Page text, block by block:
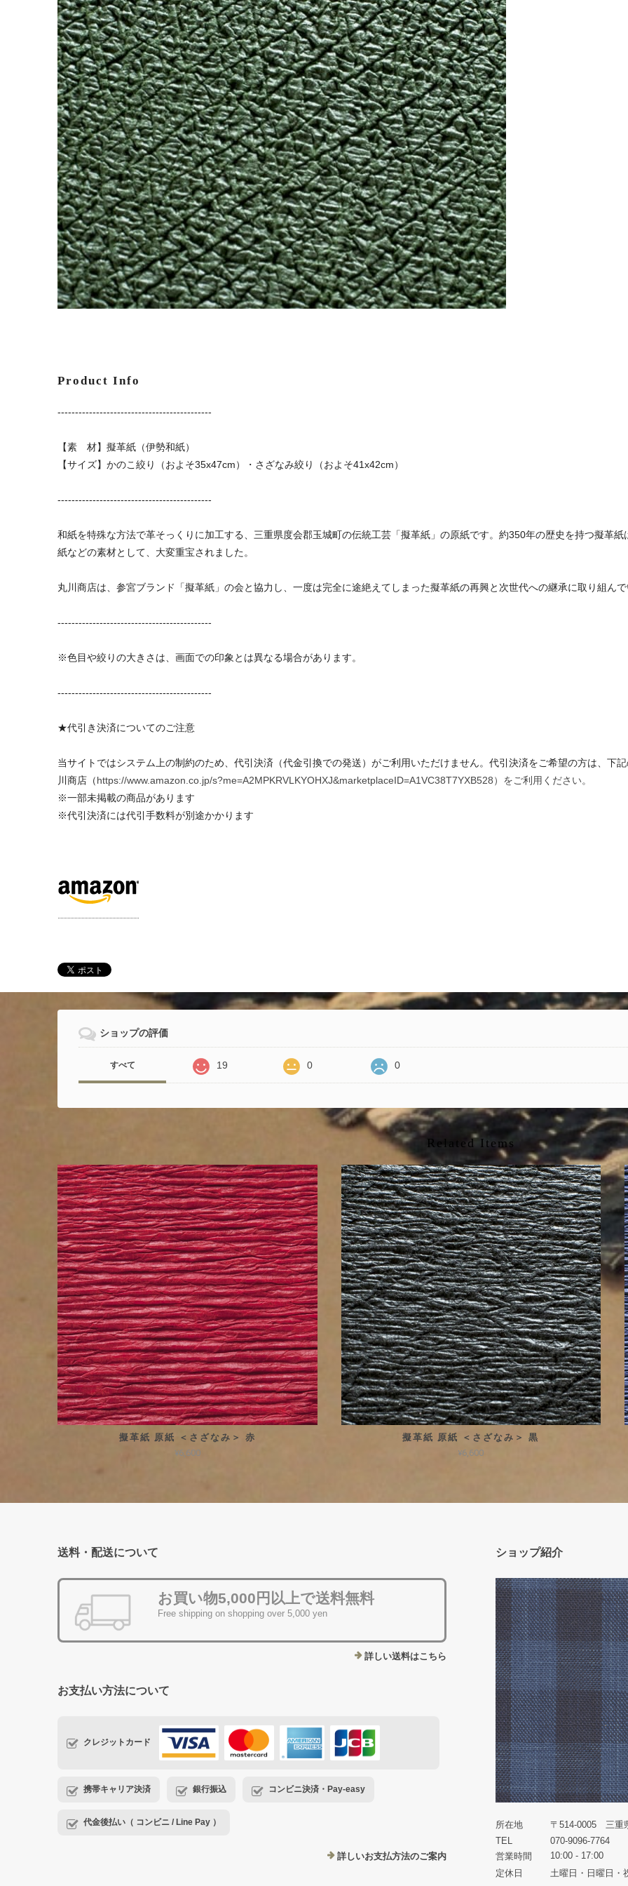
Product Info
--------------------------------------------
【素 材】擬革紙（伊勢和紙）
【サイズ】かのこ絞り（およそ35x47cm）・さざなみ絞り（およそ41x42cm）
--------------------------------------------
和紙を特殊な方法で革そっくりに加工する、三重県度会郡玉城町の伝統工芸「擬革紙」の原紙です。約350年の歴史を持つ擬革
紙などの素材として、大変重宝されました。
丸川商店は、参宮ブランド「擬革紙」の会と協力し、一度は完全に途絶えてしまった擬革紙の再興と次世代への継承に取り組ん
--------------------------------------------
※色目や絞りの大きさは、画面での印象とは異なる場合があります。
--------------------------------------------
★代引き決済についてのご注意
当サイトではシステム上の制約のため、代引決済（代金引換での発送）がご利用いただけません。代引決済をご希望の方は、下
川商店（https://www.amazon.co.jp/s?me=A2MPKRVLKYOHXJ&marketplaceID=A1VC38T7YXB528）をご利用ください。
※一部未掲載の商品があります
※代引決済には代引手数料が別途かかります
ショップの評価
すべて 19 0 0
Related Items
擬革紙 原紙 ＜さざなみ＞ 赤
¥6,600
擬革紙 原紙 ＜さざなみ＞ 黒
¥6,600
送料・配送について
お買い物5,000円以上で送料無料
Free shipping on shopping over 5,000 yen
詳しい送料はこちら
お支払い方法について
クレジットカード
携帯キャリア決済 銀行振込 コンビニ決済・Pay-easy
代金後払い（ コンビニ / Line Pay ）
詳しいお支払方法のご案内
ショップ紹介
所在地
〒514-0005 三重
TEL
070-9096-7764
営業時間
10:00 - 17:00
定休日
土曜日・日曜日・